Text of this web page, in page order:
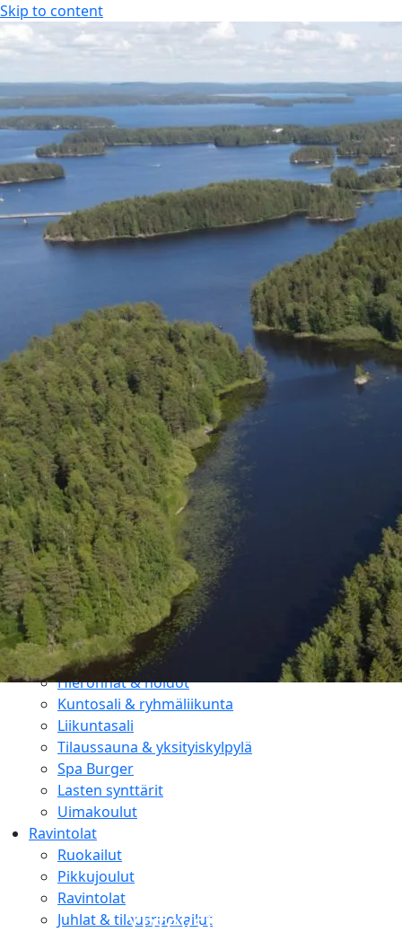
Skip to content
KOKOUS-, LOMA- JA VIIHDEKESKUS
FI
FI
EN
KOKOUS-, LOMA- JA VIIHDEKESKUS
Tarjoukset
Ajankohtaiset tarjoukset
Kesäloma
Senioritarjoukset
Paketit & lomat
Joulu
Majoitus
Hotellihuoneet
Huoneistohotelli
Studiohotelli
Kylpylä
Aukioloajat & hinnat
Hieronnat & hoidot
Kuntosali & ryhmäliikunta
Liikuntasali
Tilaussauna & yksityiskylpylä
Spa Burger
Lasten synttärit
Uimakoulut
Ravintolat
Ruokailut
Pikkujoulut
Ravintolat
Juhlat & tilausruokailut
Yhteystiedot